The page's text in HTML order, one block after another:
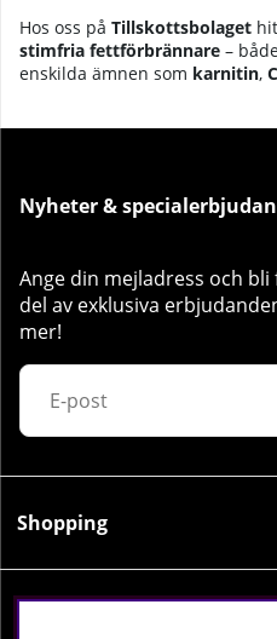
Hos oss på Tillskottsbolaget
stimfria fettförbrännare –
enskilda ämnen som karnitin,
Nyheter &
Ange din mejladress och
del av exklusiva
mer!
Shopping